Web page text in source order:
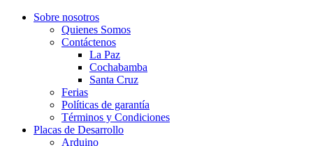
Sobre nosotros
Quienes Somos
Contáctenos
La Paz
Cochabamba
Santa Cruz
Ferias
Políticas de garantía
Términos y Condiciones
Placas de Desarrollo
Arduino